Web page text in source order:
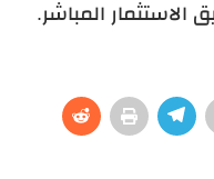
الاستثمار المباشر.